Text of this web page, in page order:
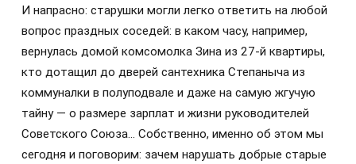
И напрасно: старушки могли легко ответить на любой
вопрос праздных соседей: в каком часу, например,
вернулась домой комсомолка Зина из 27-й квартиры,
кто дотащил до дверей сантехника Степаныча из
коммуналки в полуподвале и даже на самую жгучую
тайну — о размере зарплат и жизни руководителей
Советского Союза… Собственно, именно об этом мы
сегодня и поговорим: зачем нарушать добрые старые